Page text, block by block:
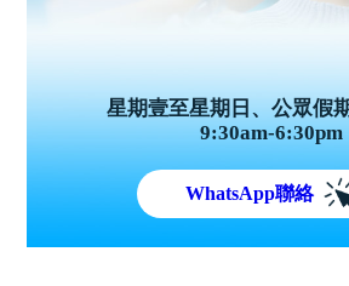
星期壹至星期日、公眾假
9:30am-6:30pm
WhatsApp聯絡